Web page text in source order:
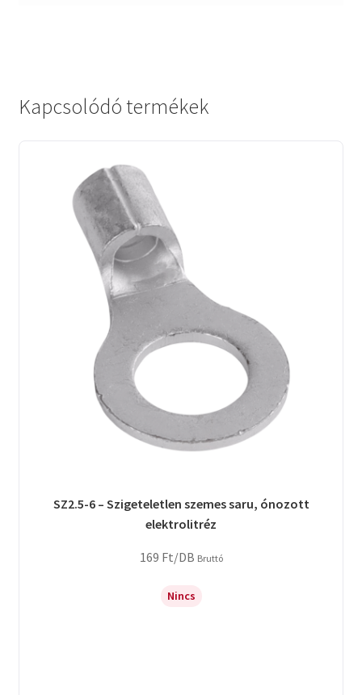
Kapcsolódó termékek
SZ2.5-6 – Szigeteletlen szemes saru, ónozott
elektrolitréz
169 Ft/DB Bruttó
Nincs